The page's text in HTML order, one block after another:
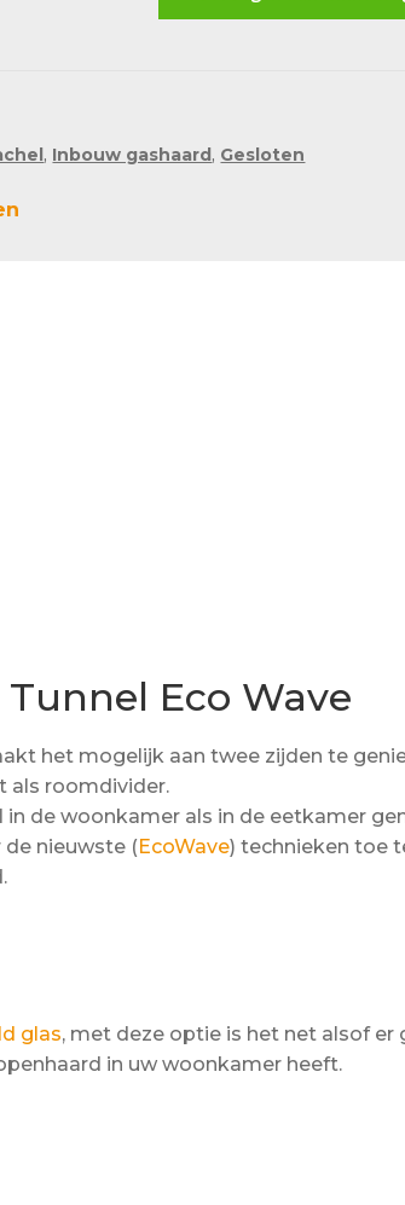
, Inbouw gashaard, Gesloten
Tunnel Eco Wave
het mogelijk aan twee zijden te
als roomdivider.
de woonkamer als in de eetkamer
nieuwste ( EcoWave) technieken toe
glas, met deze optie is het net alsof er
in uw woonkamer heeft.